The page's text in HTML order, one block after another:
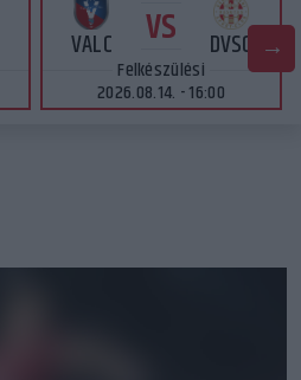
VALC VS DVSC
Felkészülési
2026.08.14. - 16:00